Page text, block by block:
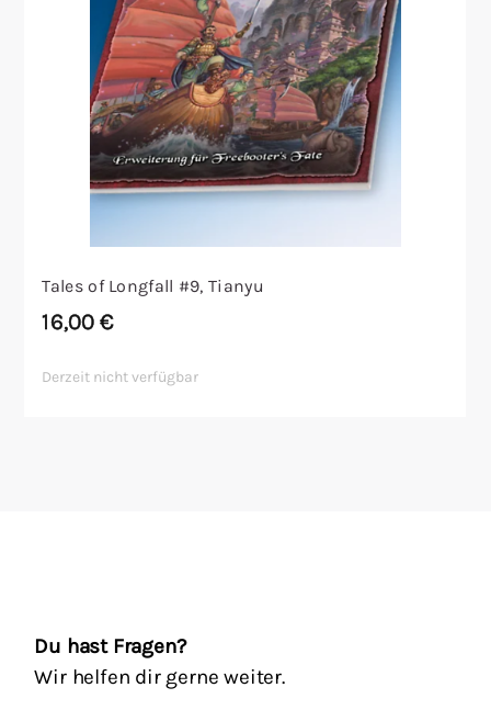
Tales of Longfall #9, Tianyu
16,00€
Derzeit nicht verfügbar
Du hast Fragen?
Wir helfen dir gerne weiter.